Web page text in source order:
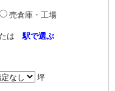
売倉庫・工場
は駅で選ぶ
坪